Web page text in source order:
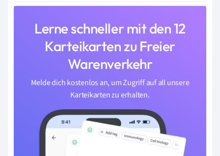
Lerne schneller mit den 12
Karteikarten zu Freier
Warenverkehr
Melde dich kostenlos an, um Zugriff auf all unsere
Karteikarten zu erhalten.